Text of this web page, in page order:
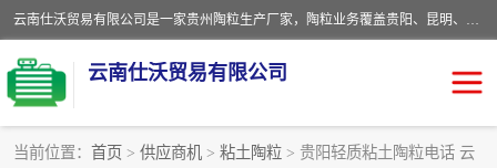
云南仕沃贸易有限公司是一家贵州陶粒生产厂家，陶粒业务覆盖贵阳、昆明、四川、云南、重庆等区域。批发贵阳陶粒、昆明陶粒、四川陶粒、云南陶粒、重庆陶粒，服务热线：*。仕沃贸易建材致力于建筑产业化、绿色建筑体系、产品和系统应用解决方案的企业。研发生产、销售和推广绿色建筑体系、建筑产业化体系的各种环保建筑产品。
云南仕沃贸易有限公司
当前位置： 首页 > 供应商机 > 粘土陶粒 > 贵阳轻质粘土陶粒电话 云